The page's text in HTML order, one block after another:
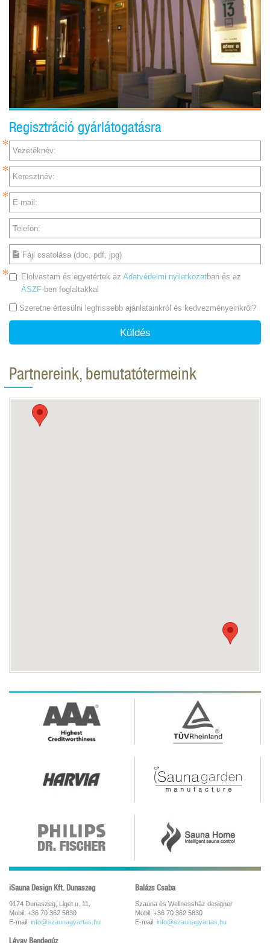
Regisztráció gyárlátogatásra
Vezetéknév:
Keresztnév:
E-mail:
Telefon:
Fájl csatolása (doc, pdf, jpg)
Elolvastam és egyetértek az Adatvédelmi nyilatkozatban és az
ÁSZF-ben foglaltakkal
Szeretne értesülni legfrissebb ajánlatainkról és kedvezményeinkről?
Küldés
Partnereink, bemutatótermeink
iSauna Design Kft. Dunaszeg
9174 Dunaszeg, Liget u. 11.
Mobil: +36 70 362 5830
E-mail: info@szaunagyartas.hu
Balázs Csaba
Szauna és Wellnessház designer
Mobil: +36 70 362 5830
E-mail: info@szaunagyartas.hu
Lévay Bendegúz